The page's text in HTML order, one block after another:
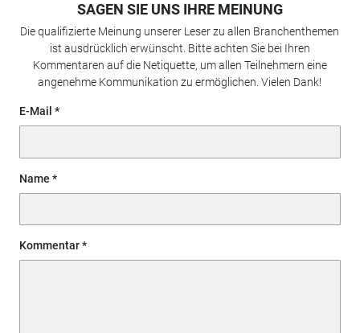
SAGEN SIE UNS IHRE MEINUNG
Die qualifizierte Meinung unserer Leser zu allen Branchenthemen
ist ausdrücklich erwünscht. Bitte achten Sie bei Ihren
Kommentaren auf die Netiquette, um allen Teilnehmern eine
angenehme Kommunikation zu ermöglichen. Vielen Dank!
E-Mail
Name
Kommentar